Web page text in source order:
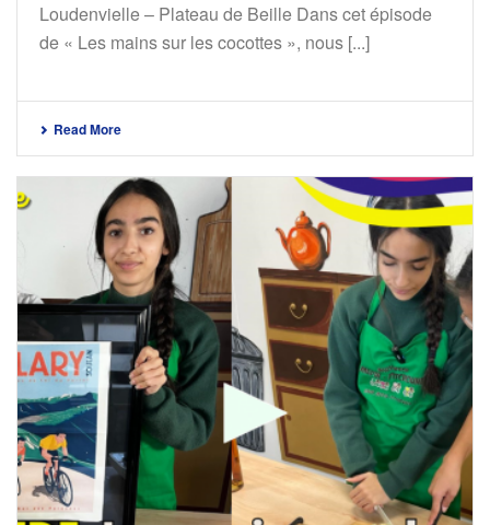
Loudenvielle – Plateau de Beille Dans cet épisode
de « Les mains sur les cocottes », nous [...]
Read More